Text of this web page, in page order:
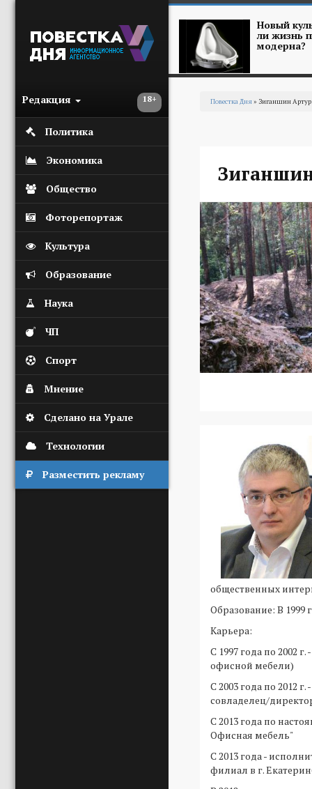
18+
Редакция
Политика
Экономика
Общество
Фоторепортаж
Культура
Образование
Наука
ЧП
Спорт
Мнение
Сделано на Урале
Технологии
Разместить рекламу
Новый
ли жизнь
модерна?
Повестка Дня» Зиганшин
общественных
Образование: В 1999
Карьера:
С 1997 года по 2002
офисной мебели)
С 2003 года по 2012
совладелец/
С 2013 года по
Офисная мебель"
С 2013 года -
филиал в г.